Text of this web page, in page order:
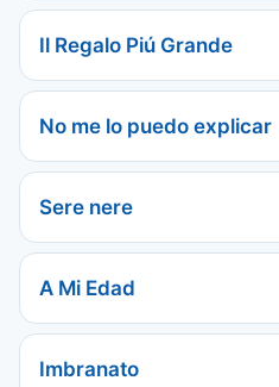
Il Regalo Piú Grande
No me lo puedo explicar
Sere nere
A Mi Edad
Imbranato